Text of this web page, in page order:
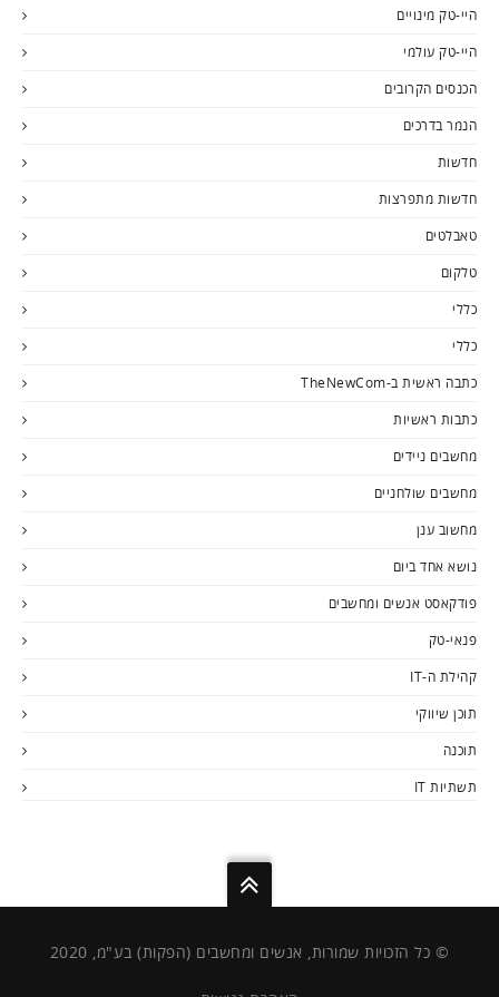
היי-טק מינויים
היי-טק עולמי
הכנסים הקרובים
הנמר בדרכים
חדשות
חדשות מתפרצות
טאבלטים
טלקום
כללי
כללי
כתבה ראשית ב-TheNewCom
כתבות ראשיות
מחשבים ניידים
מחשבים שולחניים
מחשוב ענן
נושא אחד ביום
פודקאסט אנשים ומחשבים
פנאי-טק
קהילת ה-IT
תוכן שיווקי
תוכנה
תשתיות IT
© כל הזכויות שמורות, אנשים ומחשבים (הפקות) בע"מ, 2020